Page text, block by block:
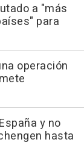
a "más
para
operación
y no
hasta